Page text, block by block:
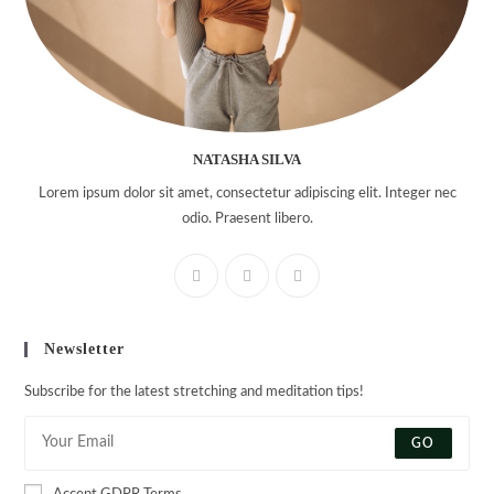
NATASHA SILVA
Lorem ipsum dolor sit amet, consectetur adipiscing elit. Integer nec
odio. Praesent libero.
Newsletter
Subscribe for the latest stretching and meditation tips!
GO